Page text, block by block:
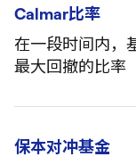
Calmar比率
在一段时间内，
最大回撤的比率
保本对冲基金